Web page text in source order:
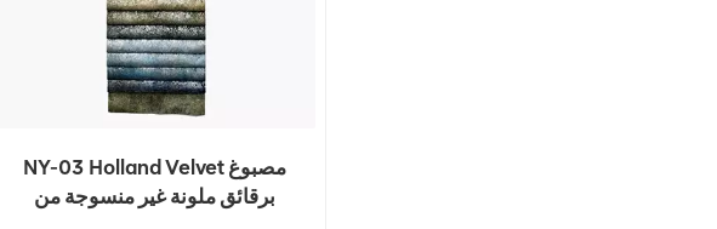
NY-03 Holland Velvet مصبوغ
برقائق ملونة غير منسوجة من